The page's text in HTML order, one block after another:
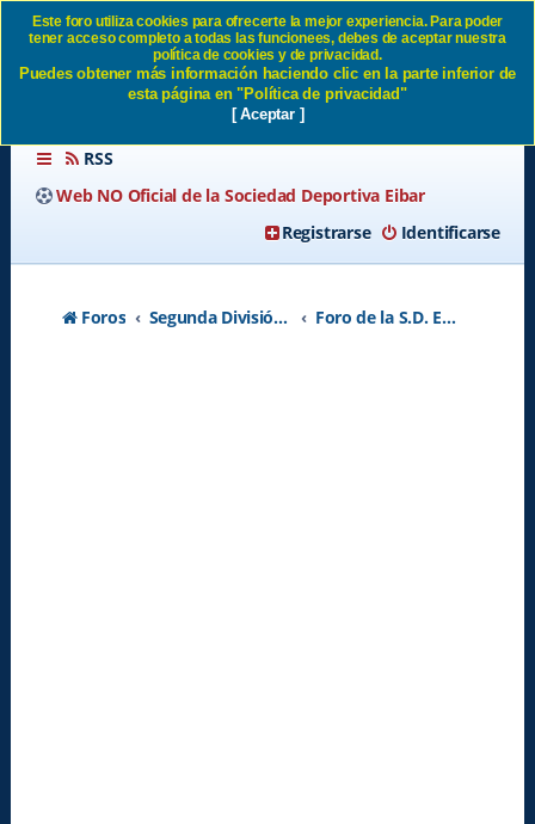
Direccion deportiva - Página 2
SD Eibar
RSS
Web NO Oficial de la Sociedad Deportiva Eibar
Identificarse
Registrarse
Foros Segunda División A - Temporada 2026-2027 Foro de la S.D. Eibar
Este foro utiliza cookies para ofrecerte la mejor experiencia. Para poder
tener acceso completo a todas las funcionees, debes de aceptar nuestra
política de cookies y de privacidad.
Puedes obtener más información haciendo clic en la parte inferior de
esta página en "Política de privacidad"
[ Aceptar ]